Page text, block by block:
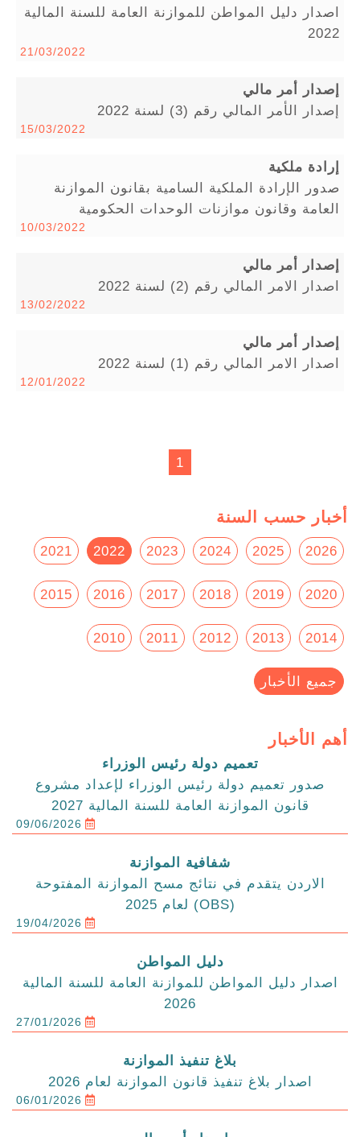
اصدار دليل المواطن للموازنة العامة للسنة المالية
2022
21/03/2022
إصدار أمر مالي
إصدار الأمر المالي رقم (3) لسنة 2022
15/03/2022
إرادة ملكية
صدور الإرادة الملكية السامية بقانون الموازنة
العامة وقانون موازنات الوحدات الحكومية
10/03/2022
إصدار أمر مالي
اصدار الامر المالي رقم (2) لسنة 2022
13/02/2022
إصدار أمر مالي
اصدار الامر المالي رقم (1) لسنة 2022
12/01/2022
1
أخبار حسب السنة
2026
2025
2024
2023
2022
2021
2020
2019
2018
2017
2016
2015
2014
2013
2012
2011
2010
جميع الأخبار
أهم الأخبار
تعميم دولة رئيس الوزراء
صدور تعميم دولة رئيس الوزراء لإعداد مشروع
قانون الموازنة العامة للسنة المالية 2027
09/06/2026
شفافية الموازنة
الاردن يتقدم في نتائج مسح الموازنة المفتوحة
(OBS) لعام 2025
19/04/2026
دليل المواطن
اصدار دليل المواطن للموازنة العامة للسنة المالية
2026
27/01/2026
بلاغ تنفيذ الموازنة
اصدار بلاغ تنفيذ قانون الموازنة لعام 2026
06/01/2026